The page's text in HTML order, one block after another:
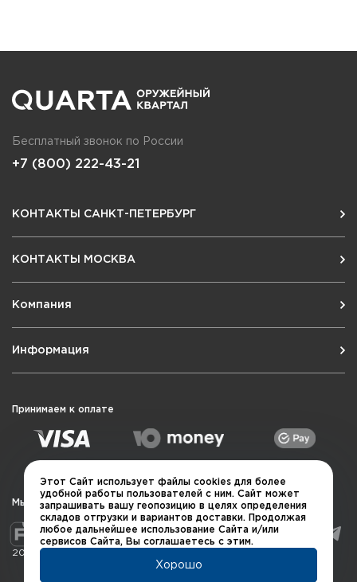
Бесплатный звонок по России
+7 (800) 222-43-21
КОНТАКТЫ САНКТ-ПЕТЕРБУРГ
КОНТАКТЫ МОСКВА
Компания
Информация
Принимаем к оплате
Мы в социальных сетях
2026 © QUARTA "Оружейный квартал"
Этот Сайт использует файлы cookies для более
удобной работы пользователей с ним. Сайт может
запрашивать вашу геопозицию в целях определения
складов отгрузки и вариантов доставки. Продолжая
любое дальнейшее использование Сайта и/или
сервисов Сайта, Вы соглашаетесь с этим.
Хорошо